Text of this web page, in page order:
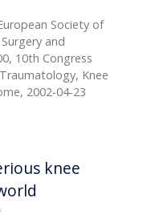
Society of
and
10th Congress
Knee
2002-04-23
knee